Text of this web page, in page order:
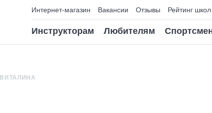
Интернет-магазин Вакансии Отзывы Рейтинг школ
Инструкторам Любителям
ВИТАЛИНА